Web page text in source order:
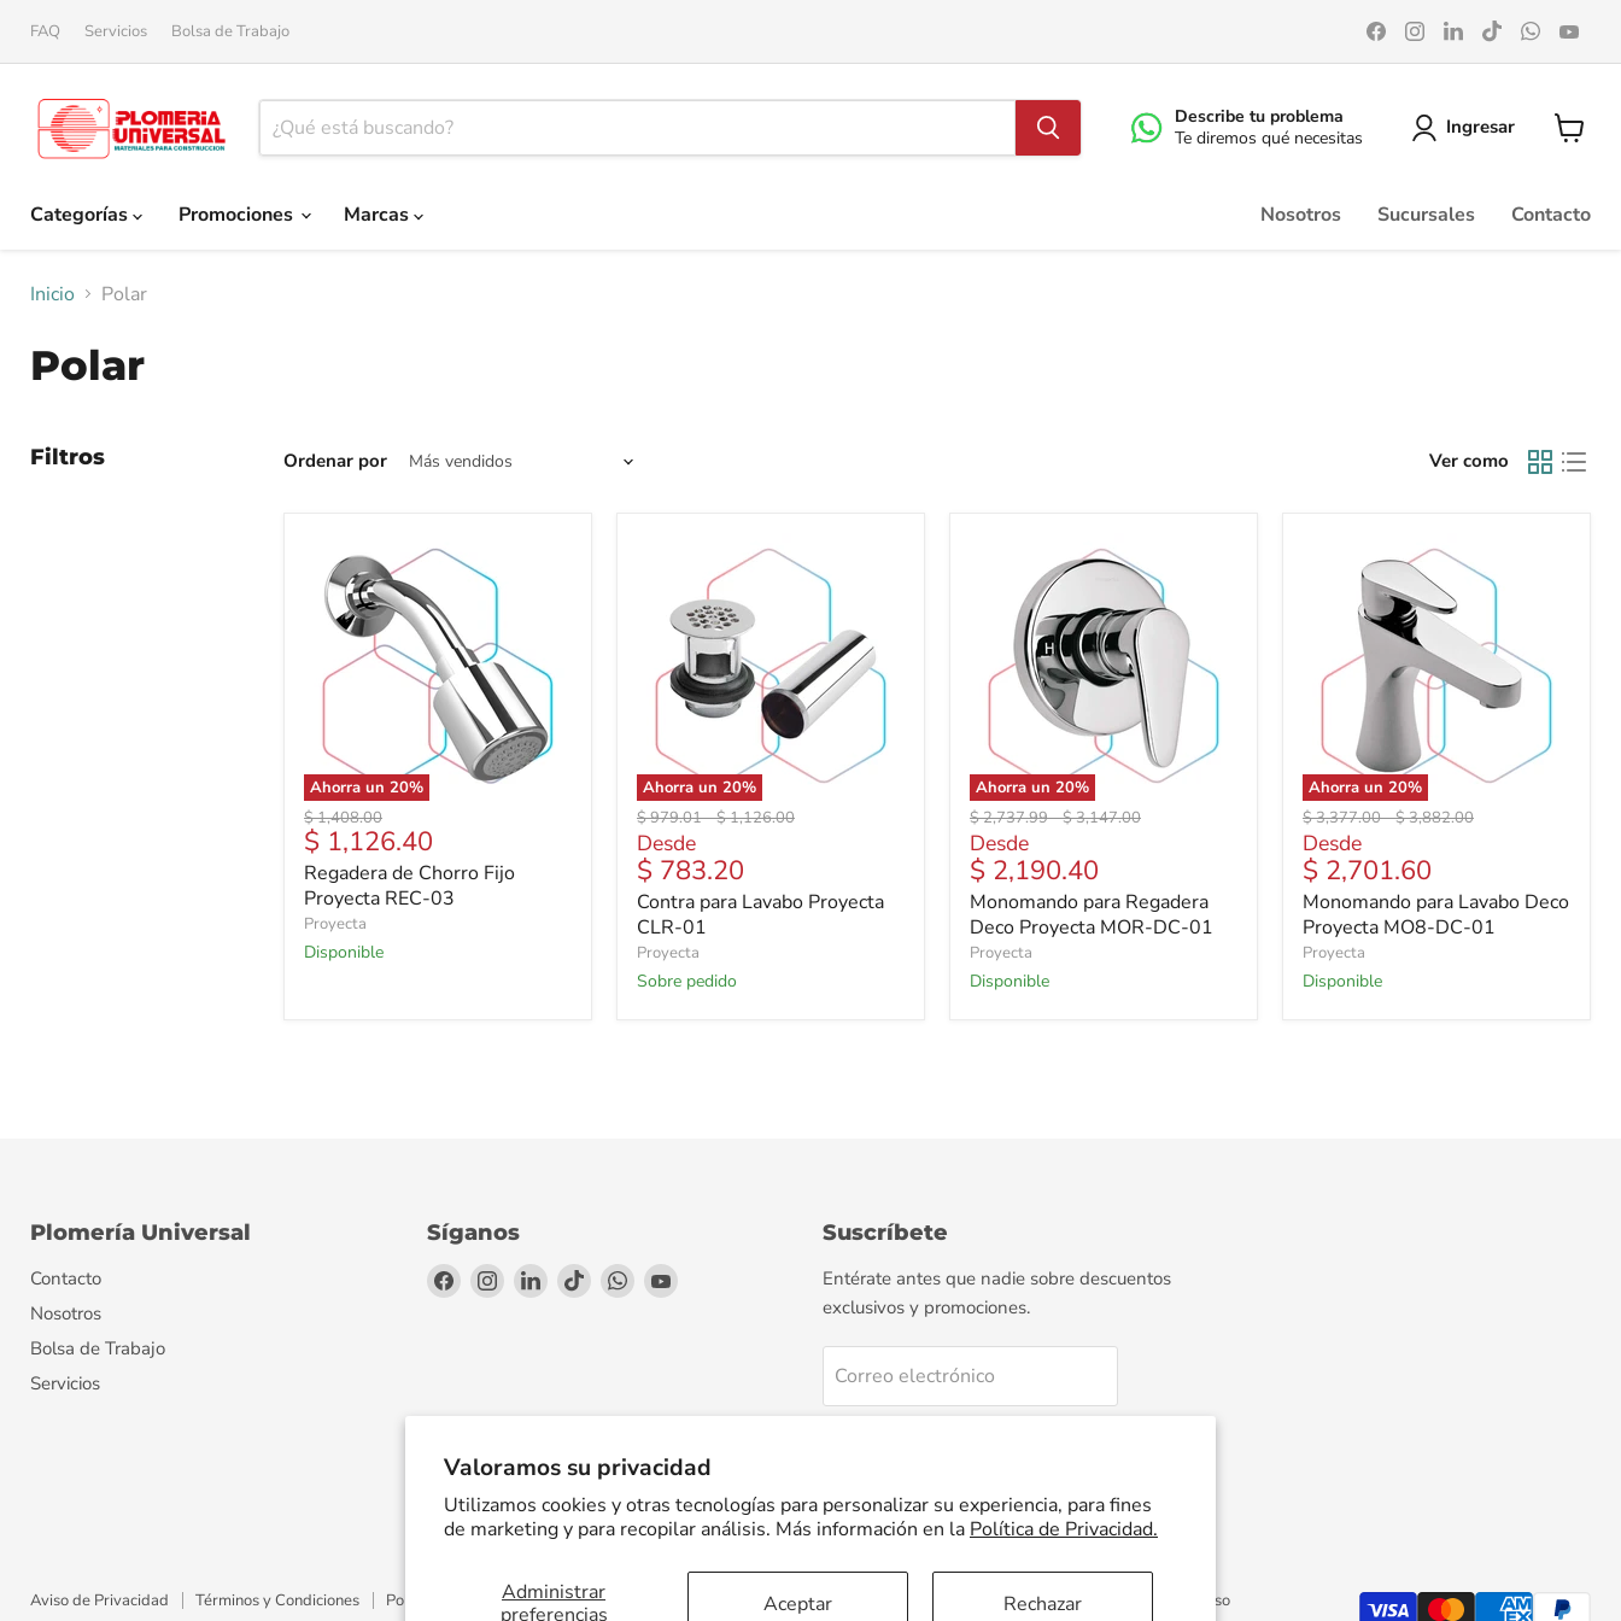
Valoramos su privacidad
Utilizamos cookies y otras tecnologías para personalizar su experiencia, para fines
de marketing y para recopilar análisis. Más información en la Política de Privacidad.
Administrar
preferencias
Aceptar Rechazar
FAQ Servicios Bolsa de Trabajo
Encuéntrenos
en
Facebook
Encuéntrenos
en
Instagram
Encuéntrenos
en
LinkedIn
Encuéntrenos
en
TikTok
en
Describe tu problema
Te diremos qué necesitas
Ingresar
Categorías
Promociones Marcas Nosotros Sucursales Contacto
Inicio Polar
Polar
Filtros Ordenar por Ver como
Ahorra un 20%
Precio
original
$ 1,408.00
Precio
actual
$ 1,126.40
Regadera de Chorro Fijo
Proyecta REC-03
Proyecta
Disponible
Ahorra un 20%
Precio
original
$ 979.01-Precio
$ 1,126.00
Desde
$ 783.20
Contra para Lavabo Proyecta
CLR-01
Proyecta
Sobre pedido
Ahorra un 20%
Precio
original
$ 2,737.99-Precio
$ 3,147.00
Desde
$ 2,190.40
Monomando para Regadera
Deco Proyecta MOR-DC-01
Proyecta
Disponible
Ahorra un 20%
Precio
original
$ 3,377.00-Precio
$ 3,882.00
Desde
$ 2,701.60
Monomando para Lavabo Deco
Proyecta MO8-DC-01
Proyecta
Disponible
Plomería Universal
Contacto
Nosotros
Bolsa de Trabajo
Servicios
Síganos
Encuéntrenos
Encuéntrenos
Encuéntrenos
Encuéntrenos
Encuéntrenos
Encuéntrenos
Suscríbete
Entérate antes que nadie sobre descuentos
exclusivos y promociones.
Correo electrónico
Aviso de Privacidad Términos y Condiciones Política de Envíos Facturación Electrónica Preguntas Frecuentes Términos del servicio Política de reembolso